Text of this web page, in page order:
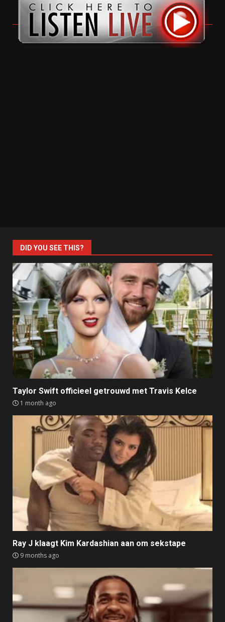
DID YOU SEE THIS?
Taylor Swift officieel getrouwd met Travis Kelce
1 month ago
Ray J klaagt Kim Kardashian aan om sekstape
9 months ago